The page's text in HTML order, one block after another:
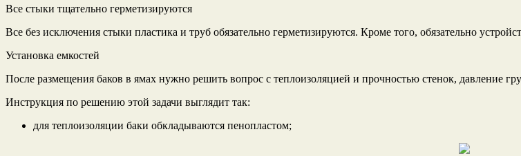
Все стыки тщательно герметизируются
Все без исключения стыки пластика и труб обязательно герметизируются. Кроме того, обязательно
Установка емкостей
После размещения баков в ямах нужно решить вопрос с теплоизоляцией и прочностью стенок, давление
Инструкция по решению этой задачи выглядит так:
для теплоизоляции баки обкладываются пенопластом;